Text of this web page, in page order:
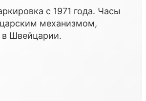
с 1971 года. Часы
механизмом,
Швейцарии.